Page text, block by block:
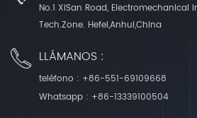
No.1 XiSan Road, Electromechanical
Tech.Zone. Hefei,Anhui,China
LLÁMANOS :
teléfono : +86-551-69109668
Whatsapp : +86-13339100504